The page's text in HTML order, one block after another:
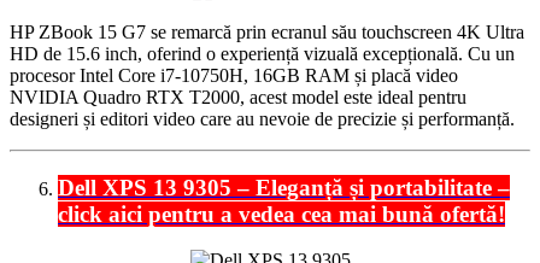
HP ZBook 15 G7 se remarcă prin ecranul său touchscreen 4K Ultra
HD de 15.6 inch, oferind o experiență vizuală excepțională. Cu un
procesor Intel Core i7-10750H, 16GB RAM și placă video
NVIDIA Quadro RTX T2000, acest model este ideal pentru
designeri și editori video care au nevoie de precizie și performanță.
Dell XPS 13 9305 – Eleganță și portabilitate –
click aici pentru a vedea cea mai bună ofertă!